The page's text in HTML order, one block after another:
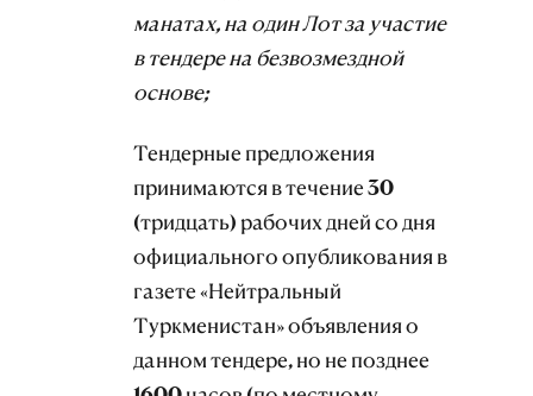
манатах, на один Лот за участие
в тендере на безвозмездной
основе;
Тендерные предложения
принимаются в течение 30
(тридцать) рабочих дней со дня
официального опубликования в
газете «Нейтральный
Туркменистан» объявления о
данном тендере, но не позднее